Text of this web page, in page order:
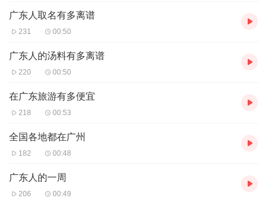
广东人取名有多离谱
231 00:50
广东人的汤料有多离谱
220 00:50
在广东旅游有多便宜
218 00:53
全国各地都在广州
182 00:48
广东人的一周
206 00:49